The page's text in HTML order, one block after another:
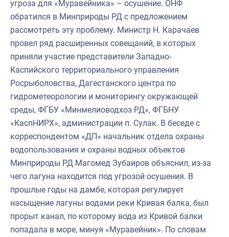
угроза для «Муравейника» – осушение. ОНФ
обратился в Минприроды РД с предложением
рассмотреть эту проблему. Министр Н. Карачаев
провел ряд расширенных совещаний, в которых
приняли участие представители Западно-
Каспийского территориального управления
Росрыболовства, Дагестанского центра по
гидрометеорологии и мониторингу окружающей
среды, ФГБУ «Минмелиоводхоз РД», ФГБНУ
«КаспНИРХ», администрации п. Сулак. В беседе с
корреспондентом «ДП» начальник отдела охраны
водопользования и охраны водных объектов
Минприроды РД Магомед Зубаиров объяснил, из-за
чего лагуна находится под угрозой осушения. В
прошлые годы на дамбе, которая регулирует
насыщение лагуны водами реки Кривая балка, был
прорыт канал, по которому вода из Кривой балки
попадала в море, минуя «Муравейник». По словам